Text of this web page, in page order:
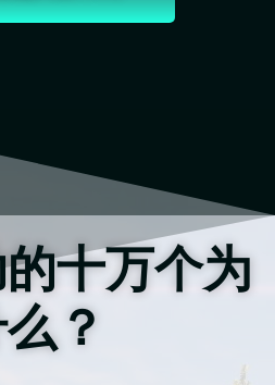
十万个为
？